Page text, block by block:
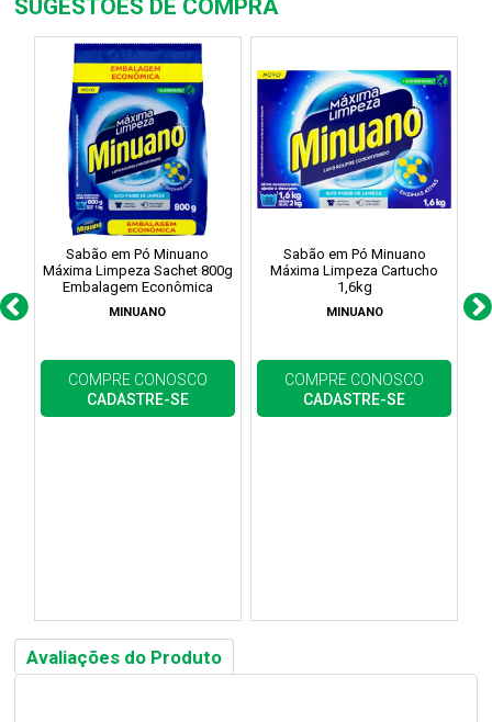
SUGESTÕES DE COMPRA
Sabão em Pó Minuano
Máxima Limpeza Sachet 800g
Embalagem Econômica
MINUANO
COMPRE CONOSCO
CADASTRE-SE
Sabão em Pó Minuano
Máxima Limpeza Cartucho
1,6kg
MINUANO
COMPRE CONOSCO
CADASTRE-SE
Avaliações do Produto